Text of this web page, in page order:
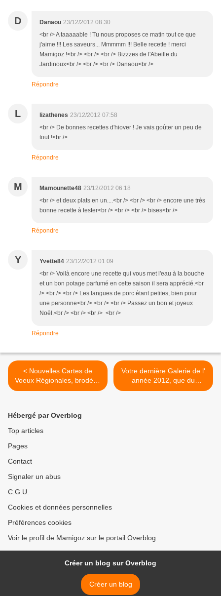
D Danaou 23/12/2012 08:30
<br /> A taaaaable ! Tu nous proposes ce matin tout ce que
j'aime !!! Les saveurs... Mmmmm !!! Belle recette ! merci
Mamigoz !<br /> <br /> <br /> Bizzzes de l'Abeille du
Jardinoux<br /> <br /> <br /> Danaou<br />
Répondre
L lizathenes 23/12/2012 07:58
<br /> De bonnes recettes d'hiover ! Je vais goûter un peu de
tout !<br />
Répondre
M Mamounette48 23/12/2012 06:18
<br /> et deux plats en un....<br /> <br /> <br /> encore une très
bonne recette à tester<br /> <br /> <br /> bises<br />
Répondre
Y Yvette84 23/12/2012 01:09
<br /> Voilà encore une recette qui vous met l'eau à la bouche
et un bon potage parfumé en cette saison il sera apprécié.<br
/> <br /> <br /> Les langues de porc étant petites, bien pour
une personne<br /> <br /> <br /> Passez un bon et joyeux
Noël.<br /> <br /> <br /> <br />
Répondre
< Nouvelles Cartes de
Voeux Régionales, brodées
2013, chez Mamigoz
Votre dernière Galerie de l'
année 2012, que du
bonheur ! >
Hébergé par Overblog
Top articles
Pages
Contact
Signaler un abus
C.G.U.
Cookies et données personnelles
Préférences cookies
Voir le profil de Mamigoz sur le portail Overblog
Créer un blog sur Overblog
Créer un blog